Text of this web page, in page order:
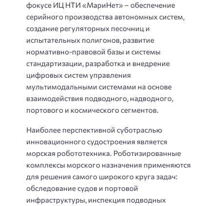
фокусе ИЦ НТИ «МариНет» – обеспечение
серийного производства автономных систем,
создание регуляторных песочниц и
испытательных полигонов, развитие
нормативно-правовой базы и системы
стандартизации, разработка и внедрение
цифровых систем управления
мультимодальными системами на основе
взаимодействия подводного, надводного,
портового и космического сегментов.
Наиболее перспективной суботраслью
инновационного судостроения является
морская робототехника. Роботизированные
комплексы морского назначения применяются
для решения самого широкого круга задач:
обследование судов и портовой
инфраструктуры, инспекция подводных